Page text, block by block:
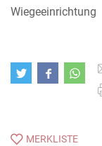
Wiegeeinrichtung
MERKLISTE